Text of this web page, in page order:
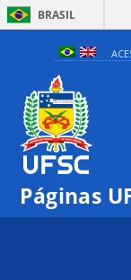
BRASIL
Páginas